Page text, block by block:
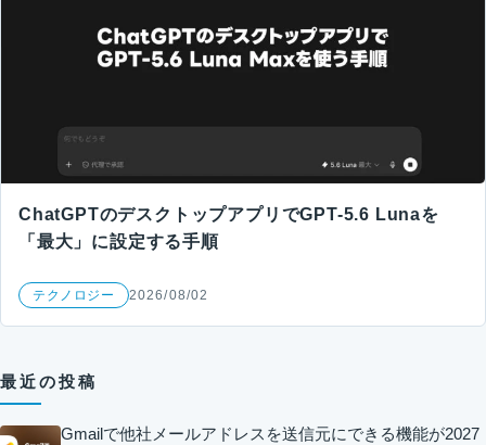
ChatGPTのデスクトップアプリでGPT-5.6 Lunaを
「最大」に設定する手順
テクノロジー 2026/08/02
最近の投稿
Gmailで他社メールアドレスを送信元にできる機能が2027